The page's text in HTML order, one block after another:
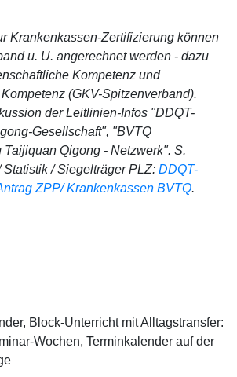
Krankenkassen-Zertifizierung können
u. U. angerechnet werden - dazu
Kompetenz und
(GKV-Spitzenverband).
der Leitlinien-Infos "DDQT-
Gesellschaft", "BVTQ
Qigong - Netzwerk". S.
/ Siegelträger PLZ: DDQT-
ZPP/ Krankenkassen BVTQ.
Block-Unterricht mit Alltagstransfer:
Wochen, Terminkalender auf der